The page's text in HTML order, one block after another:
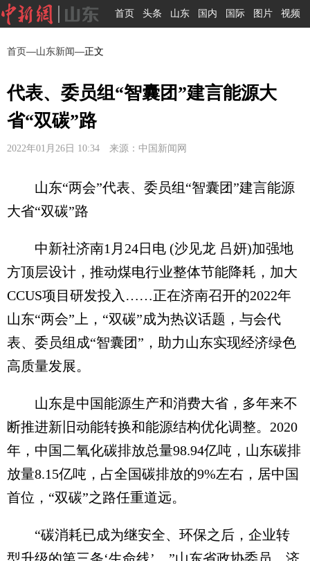
首页 头条 山东 国内 国际 图片 视频
首页—山东新闻—正文
代表、委员组“智囊团”建言能源大
省“双碳”路
2022年01月26日 10:34 来源：中国新闻网
山东“两会”代表、委员组“智囊团”建言能源
大省“双碳”路
中新社济南1月24日电 (沙见龙 吕妍)加强地
方顶层设计，推动煤电行业整体节能降耗，加大
CCUS项目研发投入……正在济南召开的2022年
山东“两会”上，“双碳”成为热议话题，与会代
表、委员组成“智囊团”，助力山东实现经济绿色
高质量发展。
山东是中国能源生产和消费大省，多年来不
断推进新旧动能转换和能源结构优化调整。2020
年，中国二氧化碳排放总量98.94亿吨，山东碳排
放量8.15亿吨，占全国碳排放的9%左右，居中国
首位，“双碳”之路任重道远。
“碳消耗已成为继安全、环保之后，企业转